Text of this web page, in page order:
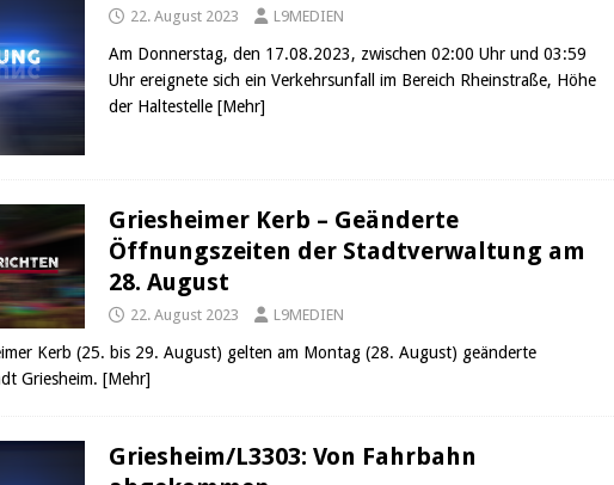
22. August 2023 L9MEDIEN
Am Donnerstag, den 17.08.2023, zwischen 02:00 Uhr und 03:59
Uhr ereignete sich ein Verkehrsunfall im Bereich Rheinstraße, Höhe
der Haltestelle [Mehr]
Griesheimer Kerb – Geänderte
Öffnungszeiten der Stadtverwaltung am
28. August
22. August 2023 L9MEDIEN
Kerb (25. bis 29. August) gelten am Montag (28. August) geänderte
Griesheim. [Mehr]
Griesheim/L3303: Von Fahrbahn